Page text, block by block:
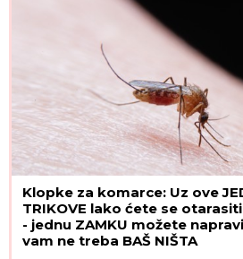
Klopke za komarce: Uz ove
TRIKOVE lako ćete se
- jednu ZAMKU možete
vam ne treba BAŠ NIŠTA